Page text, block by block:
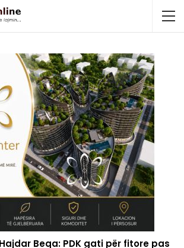
Beqa: PDK gati për fitore pas